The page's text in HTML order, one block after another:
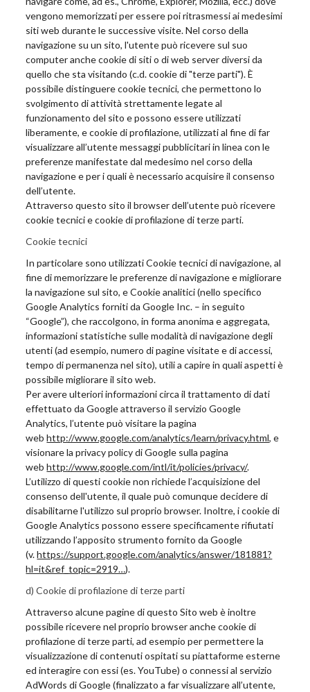
vengono memorizzati per essere poi ritrasmessi ai medesimi
siti web durante le successive visite. Nel corso della
navigazione su un sito, l'utente può ricevere sul suo
computer anche cookie di siti o di web server diversi da
quello che sta visitando (c.d. cookie di "terze parti"). È
possibile distinguere cookie tecnici, che permettono lo
svolgimento di attività strettamente legate al
funzionamento del sito e possono essere utilizzati
liberamente, e cookie di profilazione, utilizzati al fine di far
visualizzare all’utente messaggi pubblicitari in linea con le
preferenze manifestate dal medesimo nel corso della
navigazione e per i quali è necessario acquisire il consenso
dell’utente.
Attraverso questo sito il browser dell’utente può ricevere
cookie tecnici e cookie di profilazione di terze parti.
Cookie tecnici
In particolare sono utilizzati Cookie tecnici di navigazione, al
fine di memorizzare le preferenze di navigazione e migliorare
la navigazione sul sito, e Cookie analitici (nello specifico
Google Analytics forniti da Google Inc. – in seguito
“Google”), che raccolgono, in forma anonima e aggregata,
informazioni statistiche sulle modalità di navigazione degli
utenti (ad esempio, numero di pagine visitate e di accessi,
tempo di permanenza nel sito), utili a capire in quali aspetti è
possibile migliorare il sito web.
Per avere ulteriori informazioni circa il trattamento di dati
effettuato da Google attraverso il servizio Google
Analytics, l’utente può visitare la pagina
webhttp://www.google.com/analytics/learn/privacy.html, e
visionare la privacy policy di Google sulla pagina
webhttp://www.google.com/intl/it/policies/privacy/.
L’utilizzo di questi cookie non richiede l’acquisizione del
consenso dell'utente, il quale può comunque decidere di
disabilitarne l'utilizzo sul proprio browser. Inoltre, i cookie di
Google Analytics possono essere specificamente rifiutati
utilizzando l’apposito strumento fornito da Google
(v.https://support.google.com/analytics/answer/181881?
hl=it&ref_topic=2919…).
d) Cookie di profilazione di terze parti
Attraverso alcune pagine di questo Sito web è inoltre
possibile ricevere nel proprio browser anche cookie di
profilazione di terze parti, ad esempio per permettere la
visualizzazione di contenuti ospitati su piattaforme esterne
ed interagire con essi (es. YouTube) o connessi al servizio
AdWords di Google (finalizzato a far visualizzare all’utente,